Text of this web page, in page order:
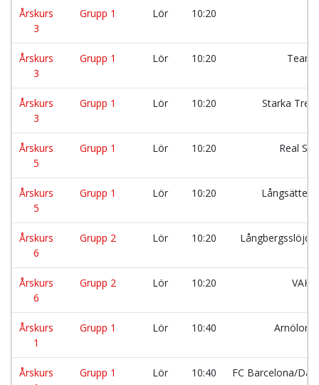
Årskurs
3
Grupp 1 Lör 10:20
Årskurs
3
Grupp 1 Lör 10:20 Team
Årskurs
3
Grupp 1 Lör 10:20 Starka
Årskurs
5
Grupp 1 Lör 10:20 Real
Årskurs
5
Grupp 1 Lör 10:20
Årskurs
6
Grupp 2 Lör 10:20
Årskurs
6
Grupp 2 Lör 10:20
Årskurs
1
Grupp 1 Lör 10:40
Årskurs
Grupp 1 Lör 10:40 FC Barcelona/